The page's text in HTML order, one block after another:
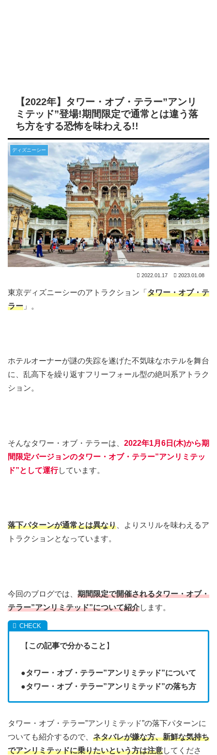
【2022年】タワー・オブ・テラー”アンリ
ミテッド”登場!期間限定で通常とは違う落
ち方をする恐怖を味わえる!!
ディズニーシー
2022.01.17 2023.01.08
東京ディズニーシーのアトラクション「 タワー・オブ・テ
ラー 」。
ホテルオーナーが謎の失踪を遂げた不気味なホテルを舞台
に、乱高下を繰り返すフリーフォール型の絶叫系アトラク
ション。
そんなタワー・オブ・テラーは、 2022年1月6日(木)から期
間限定バージョンのタワー・オブ・テラー”アンリミテッ
ド”として運行しています。
落下パターンが通常とは異なり 、よりスリルを味わえるア
トラクションとなっています。
今回のブログでは、 期間限定で開催されるタワー・オブ・
テラー”アンリミテッド”について紹介します。
【 この記事で分かること 】
●タワー・オブ・テラー”アンリミテッド”について
●タワー・オブ・テラー”アンリミテッド”の落ち方
タワー・オブ・テラー”アンリミテッド”の落下パターンに
ついても紹介するので、 ネタバレが嫌な方、新鮮な気持ち
でアンリミテッドに乗りたいという方は注意してくださ